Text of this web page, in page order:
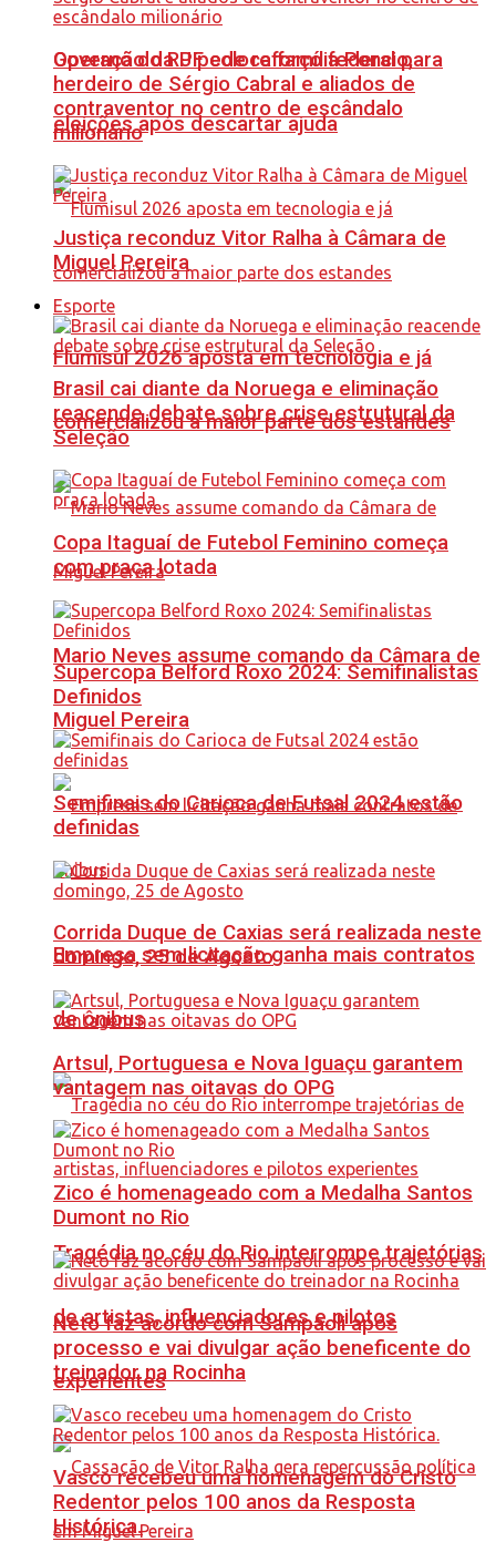
Governo do RJ pede reforço federal para
eleições após descartar ajuda
Flumisul 2026 aposta em tecnologia e já
comercializou a maior parte dos estandes
Mario Neves assume comando da Câmara de
Miguel Pereira
Empresa sem licitação ganha mais contratos
de ônibus
Tragédia no céu do Rio interrompe trajetórias
de artistas, influenciadores e pilotos
experientes
Operação da PF coloca família Poncio,
herdeiro de Sérgio Cabral e aliados de
contraventor no centro de escândalo
milionário
Justiça reconduz Vitor Ralha à Câmara de
Miguel Pereira
Esporte
Brasil cai diante da Noruega e eliminação
reacende debate sobre crise estrutural da
Seleção
Copa Itaguaí de Futebol Feminino começa
com praça lotada
Supercopa Belford Roxo 2024: Semifinalistas
Definidos
Semifinais do Carioca de Futsal 2024 estão
definidas
Corrida Duque de Caxias será realizada neste
domingo, 25 de Agosto
Artsul, Portuguesa e Nova Iguaçu garantem
vantagem nas oitavas do OPG
Zico é homenageado com a Medalha Santos
Dumont no Rio
Neto faz acordo com Sampaoli após
processo e vai divulgar ação beneficente do
treinador na Rocinha
Vasco recebeu uma homenagem do Cristo
Redentor pelos 100 anos da Resposta
Histórica.